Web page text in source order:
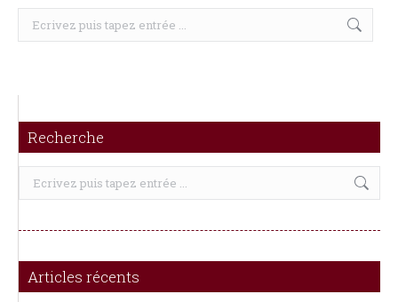
Recherche
:
Recherche
Recherche
Articles récents